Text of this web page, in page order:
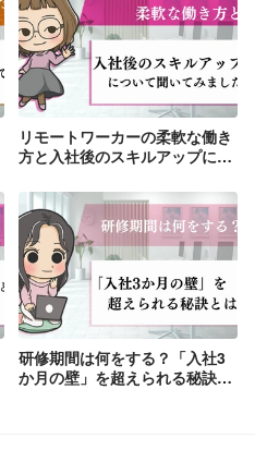
リモートワーカーの柔軟な働き
方と入社後のスキルアップにつ
研修期間は何をする？「入社3
か月の壁」を超えられる秘訣と